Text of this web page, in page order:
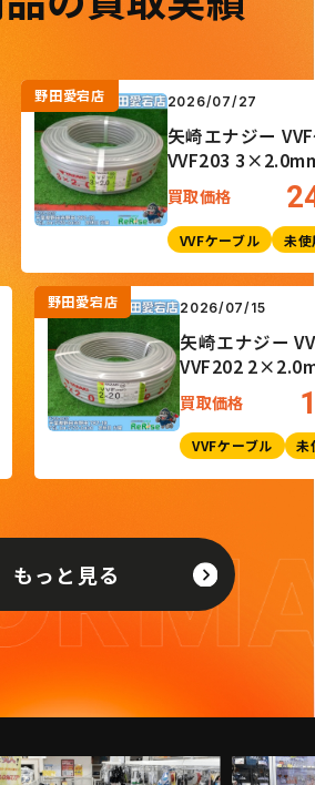
野田愛宕店 2026/07/27
矢崎エナジー VVFケ
VVF203 3×2.0mm
買取価格
VVFケーブル 未使用品
野田愛宕店 2026/07/15
矢崎エナジ
VVF202
買取価格
VVFケーブル
もっと見る